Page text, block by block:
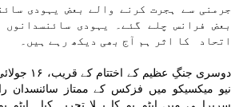
جرمنی سے ہجرت کرنے والے بعض یہودی
بعض فرانس چلے گئے۔ یہودی
اتحاد کا اثر ہم آج بھی دیکھ رہے ہیں۔
نیو میکسیکو میں فزکس کے ممتاز سائنسدان